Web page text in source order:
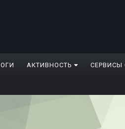
АКТИВНОСТЬ СЕРВИСЫ